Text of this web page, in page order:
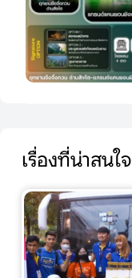
เรื่องที่น่าสนใจ